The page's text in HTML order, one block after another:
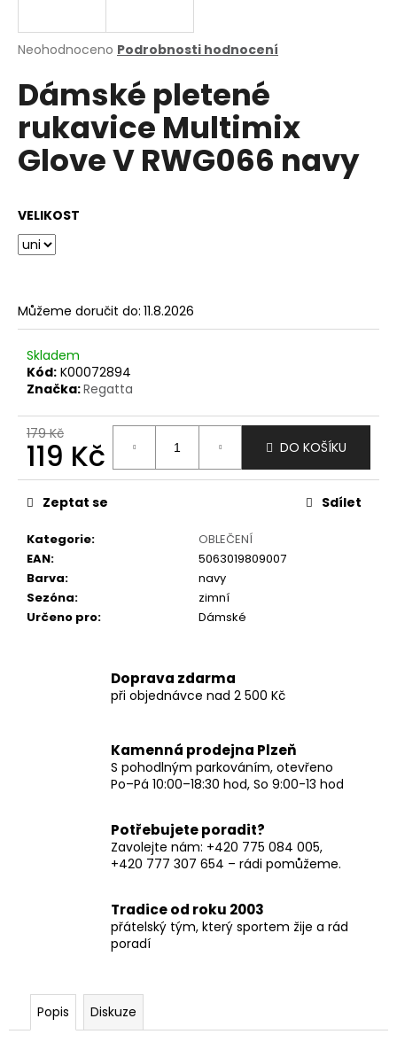
Průměrné
produktu
je
5
hvězdiček.
Neohodnoceno Podrobnosti hodnocení
Dámské pletené
rukavice Multimix
Glove V RWG066 navy
VELIKOST
Můžeme doručit do: 11.8.2026
Skladem
Kód: K00072894
Značka:Regatta
179 Kč
119 Kč
Měrná
cena:
DO KOŠÍKU
Kategorie:
OBLEČENÍ
EAN:
5063019809007
Barva:
navy
Sezóna:
zimní
Určeno pro: Dámské
Zeptat se Sdílet
Doprava zdarma
při objednávce nad 2 500 Kč
Kamenná prodejna Plzeň
S pohodlným parkováním, otevřeno
Po–Pá 10:00–18:30 hod, So 9:00-13 hod
Potřebujete poradit?
Zavolejte nám: +420 775 084 005,
+420 777 307 654 – rádi pomůžeme.
Tradice od roku 2003
přátelský tým, který sportem žije a rád
poradí
Popis Diskuze
j
t
?
o
p
u
č
u
m
e